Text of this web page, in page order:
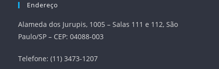
Endereço
Alameda dos Jurupis, 1005 – Salas 111 e 112, São
Paulo/SP – CEP: 04088-003
Telefone: (11) 3473-1207